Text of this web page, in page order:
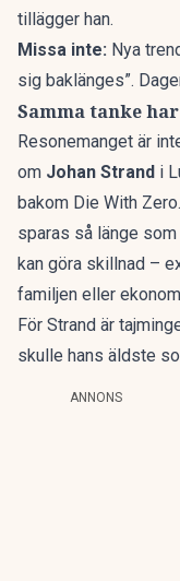
tillägger han.
Missa inte: Nya
sig baklänges”.
Samma tanke
Resonemanget är
om Johan Strand i
bakom Die With Zero
sparas så länge
kan göra skillnad –
familjen eller
För Strand är
skulle hans äldste
ANNONS